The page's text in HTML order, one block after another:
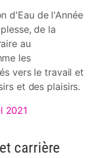
d'Eau de l'Année
de la
au
les
vers le travail et
et des plaisirs.
2021
carrière